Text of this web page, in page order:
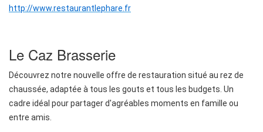
http://www.restaurantlephare.fr
Le Caz Brasserie
Découvrez notre nouvelle offre de restauration situé au rez de
chaussée, adaptée à tous les gouts et tous les budgets. Un
cadre idéal pour partager d'agréables moments en famille ou
entre amis.